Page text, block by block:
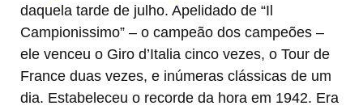
daquela tarde de julho. Apelidado de “Il
Campionissimo” – o campeão dos campeões –
ele venceu o Giro d’Italia cinco vezes, o Tour de
France duas vezes, e inúmeras clássicas de um
dia. Estabeleceu o recorde da hora em 1942. Era